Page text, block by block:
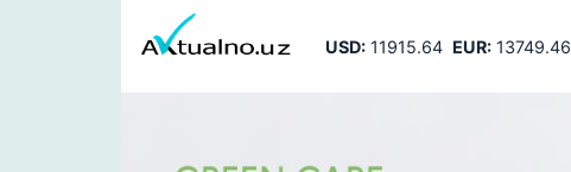
USD:11915.64 EUR:13749.46